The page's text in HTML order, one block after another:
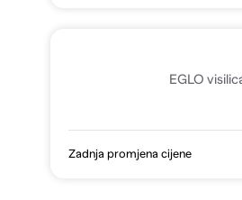
EGLO
Zadnja promjena cijene